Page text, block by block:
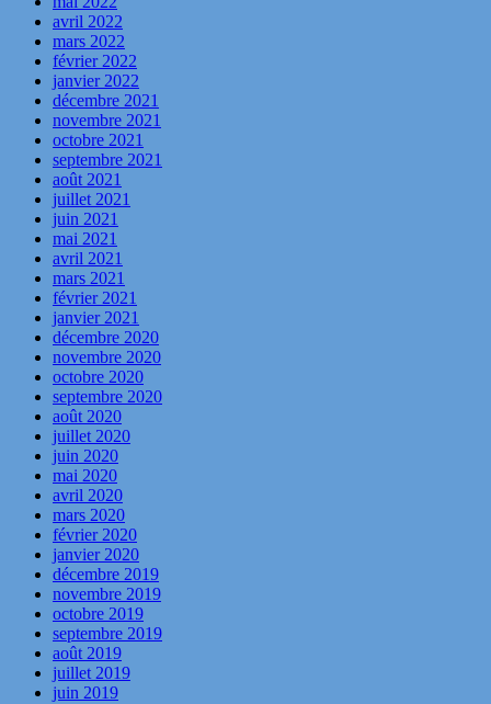
avril 2022
mars 2022
février 2022
janvier 2022
décembre 2021
novembre 2021
octobre 2021
septembre 2021
août 2021
juillet 2021
juin 2021
mai 2021
avril 2021
mars 2021
février 2021
janvier 2021
décembre 2020
novembre 2020
octobre 2020
septembre 2020
août 2020
juillet 2020
juin 2020
mai 2020
avril 2020
mars 2020
février 2020
janvier 2020
décembre 2019
novembre 2019
octobre 2019
septembre 2019
août 2019
juillet 2019
juin 2019